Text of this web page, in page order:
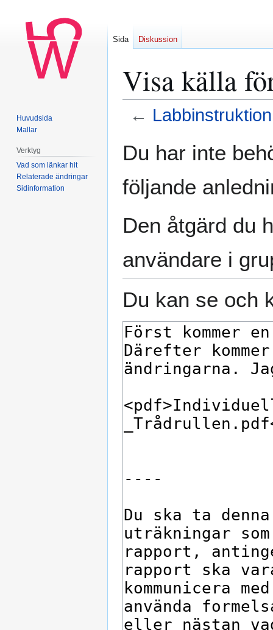
Visa källa
←
Du har inte
följande
Den åtgärd du
användare i
Du kan se och
Sida Diskussion
Huvudsida
Mallar
Verktyg
Vad som länkar hit
Relaterade ändringar
Sidinformation